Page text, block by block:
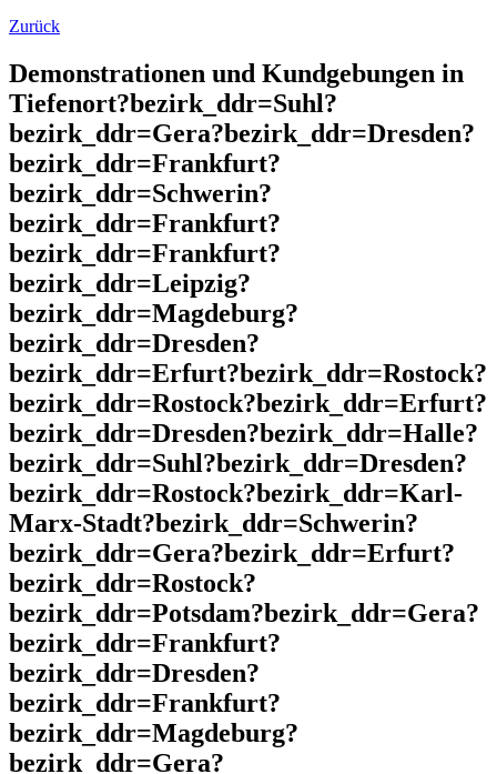
Zurück
Demonstrationen und Kundgebungen in
Tiefenort?bezirk_ddr=Suhl?
bezirk_ddr=Gera?bezirk_ddr=Dresden?
bezirk_ddr=Frankfurt?
bezirk_ddr=Schwerin?
bezirk_ddr=Frankfurt?
bezirk_ddr=Frankfurt?
bezirk_ddr=Leipzig?
bezirk_ddr=Magdeburg?
bezirk_ddr=Dresden?
bezirk_ddr=Erfurt?bezirk_ddr=Rostock?
bezirk_ddr=Rostock?bezirk_ddr=Erfurt?
bezirk_ddr=Dresden?bezirk_ddr=Halle?
bezirk_ddr=Suhl?bezirk_ddr=Dresden?
bezirk_ddr=Rostock?bezirk_ddr=Karl-
Marx-Stadt?bezirk_ddr=Schwerin?
bezirk_ddr=Gera?bezirk_ddr=Erfurt?
bezirk_ddr=Rostock?
bezirk_ddr=Potsdam?bezirk_ddr=Gera?
bezirk_ddr=Frankfurt?
bezirk_ddr=Dresden?
bezirk_ddr=Frankfurt?
bezirk_ddr=Magdeburg?
bezirk_ddr=Gera?